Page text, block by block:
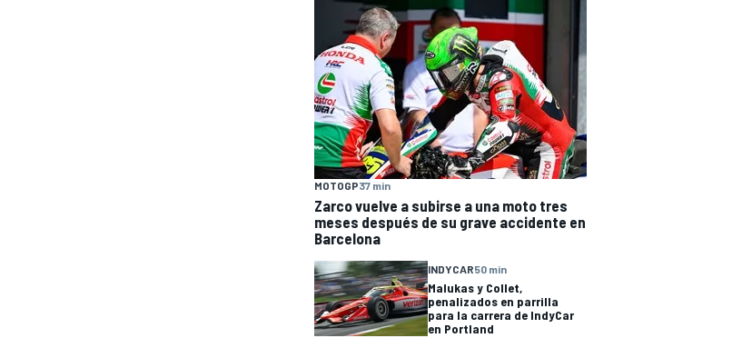
MOTOGP37 min
Zarco vuelve a subirse a una moto tres
meses después de su grave accidente en
Barcelona
INDYCAR50 min
Malukas y Collet,
penalizados en parrilla
para la carrera de IndyCar
en Portland